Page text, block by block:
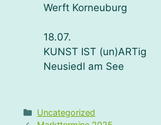
Werft Korneuburg
18.07.
KUNST IST (un)ARTig
Neusiedl am See
Kategorien
Uncategorized